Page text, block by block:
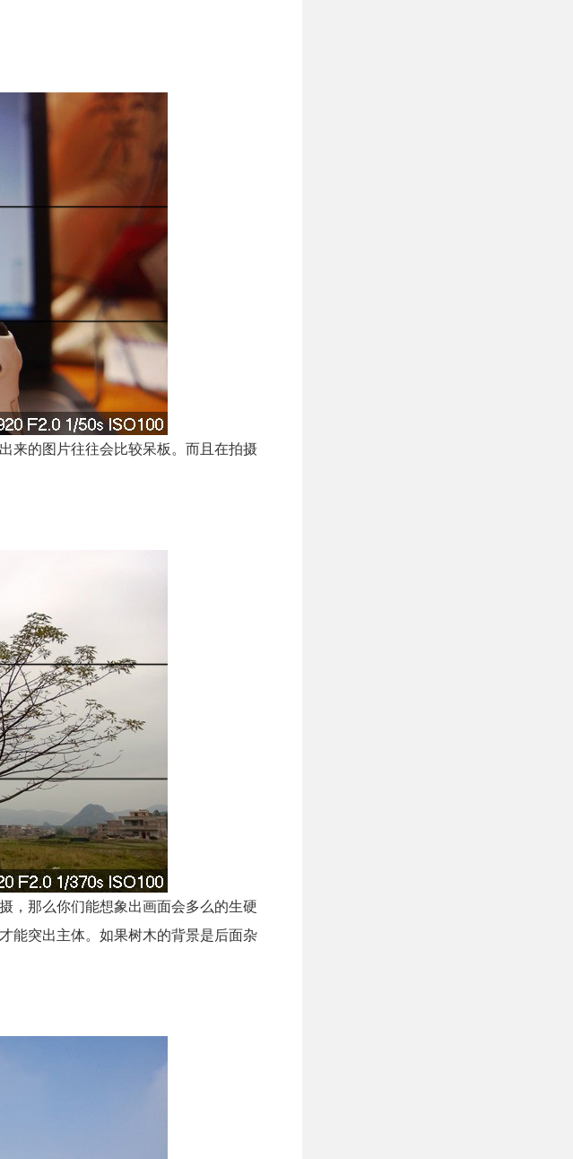
来的图片往往会比较呆板。而且在拍摄
，那么你们能想象出画面会多么的生硬
能突出主体。如果树木的背景是后面杂